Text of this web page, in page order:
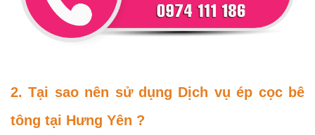
2. Tại sao nên sử dụng Dịch vụ ép cọc bê
tông tại Hưng Yên ?